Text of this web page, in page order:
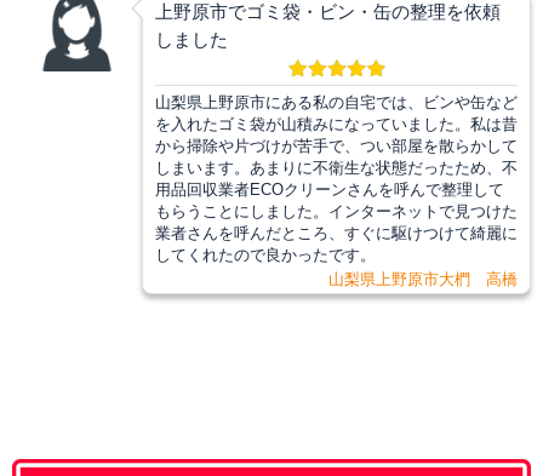
上野原市でゴミ袋・ビン・缶の整理を依頼
しました
山梨県上野原市にある私の自宅では、ビンや缶など
を入れたゴミ袋が山積みになっていました。私は昔
から掃除や片づけが苦手で、つい部屋を散らかして
しまいます。あまりに不衛生な状態だったため、不
用品回収業者ECOクリーンさんを呼んで整理して
もらうことにしました。インターネットで見つけた
業者さんを呼んだところ、すぐに駆けつけて綺麗に
してくれたので良かったです。
山梨県上野原市大椚 高橋